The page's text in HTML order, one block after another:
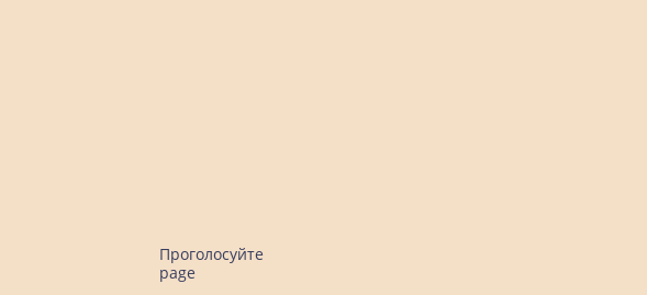
Проголосуйте
page